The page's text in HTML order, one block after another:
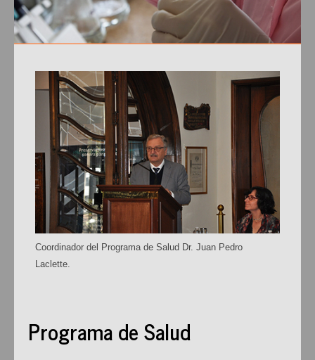
Coordinador del Programa de Salud Dr. Juan Pedro
Laclette.
Programa de Salud